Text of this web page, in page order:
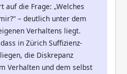
auf die Frage: „Welches
– deutlich unter dem
Verhaltens liegt.
in Zürich Suffizienz-
die Diskrepanz
Verhalten und dem selbst